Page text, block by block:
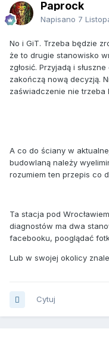
Paprock
Napisano 7
No i GiT. Trzeba będzie
że to drugie stanowisko
zgłosić. Przyjadą i
zakończą nową decyzją.
zaświadczenie nie trzeba
A co do ściany w
budowlaną należy
rozumiem ten przepis co
Ta stacja pod
diagnostów ma dwa
facebooku, pooglądać
Lub w swojej okolicy
Cytuj